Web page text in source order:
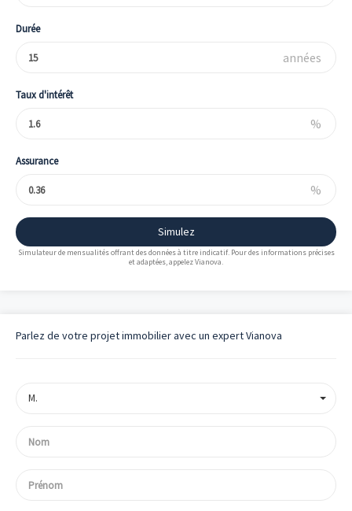
Durée
années
Taux d'intérêt
%
Assurance
%
Simulez
Simulateur de mensualités offrant des données à titre indicatif. Pour des informations précises
et adaptées, appelez Vianova.
Parlez de votre projet immobilier avec un expert Vianova
M.